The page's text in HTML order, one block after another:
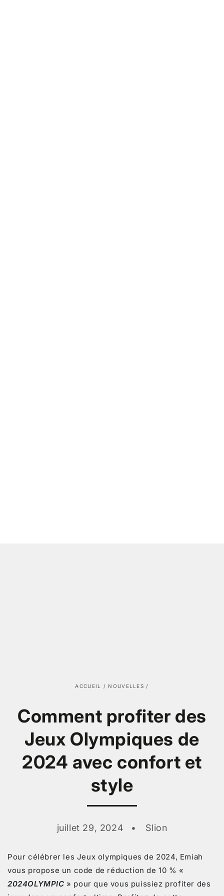
ACCUEIL / NOUVELLES /
Comment profiter des
Jeux Olympiques de
2024 avec confort et
style
juillet 29, 2024 Slion
Pour célébrer les Jeux olympiques de 2024, Emiah
vous propose un code de réduction de 10 % «
2024OLYMPIC » pour que vous puissiez profiter des